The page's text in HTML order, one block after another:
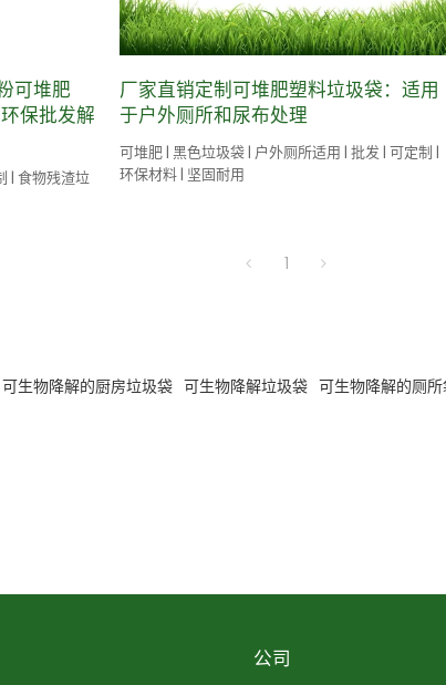
可堆肥
保批发解
| 食物残渣垃
厂家直销定制可堆肥塑料垃圾袋：适用
于户外厕所和尿布处理
可堆肥 | 黑色垃圾袋 | 户外厕所适用 | 批发 | 可定制 |
环保材料 | 坚固耐用
1
可生物降解的厨房垃圾袋 可生物降解垃圾袋 可生物降解的厕
公司